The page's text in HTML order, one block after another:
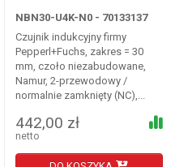
NBN30-U4K-N0 - 70133137
Czujnik indukcyjny firmy
Pepperl+Fuchs, zakres = 30
mm, czoło niezabudowane,
Namur, 2-przewodowy /
normalnie zamknięty (NC),...
442,00 zł
netto